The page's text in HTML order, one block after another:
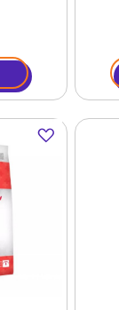
Dodaj
do